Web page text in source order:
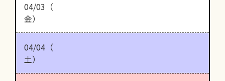
04/03（
金）
04/04（
土）